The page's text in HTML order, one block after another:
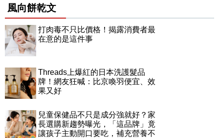
風向餅乾文
打肉毒不只比價格！揭露消費者最
在意的是這件事
Threads上爆紅的日本洗護髮品
牌！網友狂喊：比京喚羽便宜、效
果又好
兒童保健品不只是成分強就好？家
長選購新趨勢曝光，「這品牌」竟
讓孩子主動開口要吃，補充營養不